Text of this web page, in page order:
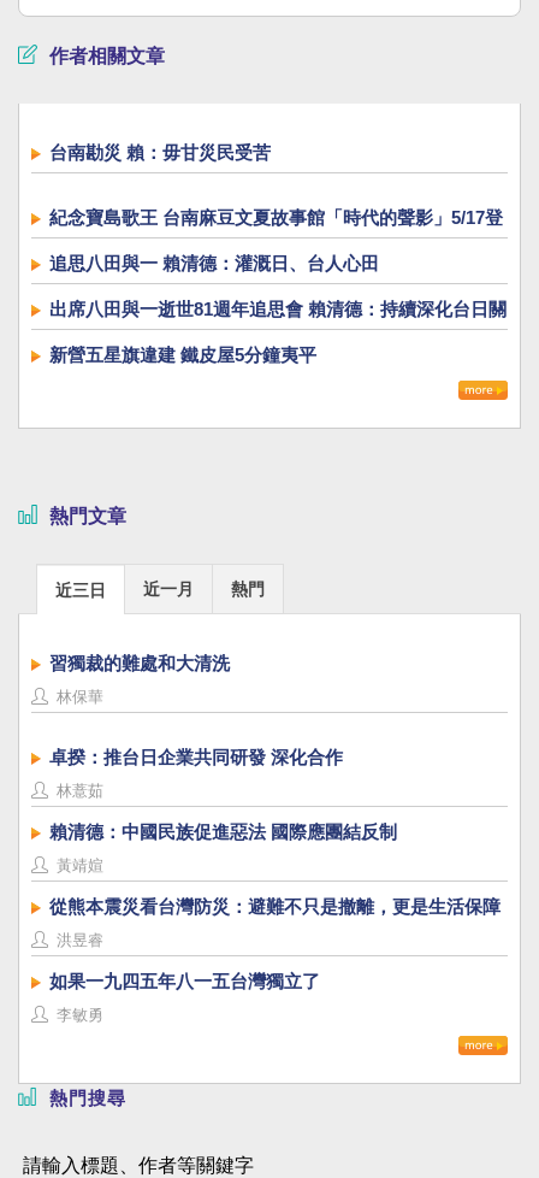
作者相關文章
台南勘災 賴：毋甘災民受苦
紀念寶島歌王 台南麻豆文夏故事館「時代的聲影」5/17登
場
追思八田與一 賴清德：灌溉日、台人心田
出席八田與一逝世81週年追思會 賴清德：持續深化台日關
係
新營五星旗違建 鐵皮屋5分鐘夷平
熱門文章
近三日 近一月 熱門
習獨裁的難處和大清洗
林保華
卓揆：推台日企業共同研發 深化合作
林薏茹
賴清德：中國民族促進惡法 國際應團結反制
黃靖媗
從熊本震災看台灣防災：避難不只是撤離，更是生活保障
洪昱睿
如果一九四五年八一五台灣獨立了
李敏勇
熱門搜尋
請輸入標題、作者等關鍵字